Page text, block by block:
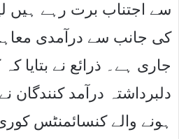
سے اجتناب برت رہے ہیں
کی جانب سے درآمدی
جاری ہے۔ ذرائع نے بتایا
دلبرداشتہ درآمد کنندگان
ہونے والے کنسائمنٹس